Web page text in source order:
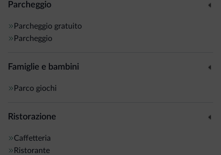
Parcheggio
Parcheggio gratuito
Parcheggio
Famiglie e bambini
Parco giochi
Ristorazione
Caffetteria
Ristorante